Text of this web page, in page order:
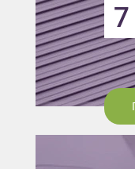
7